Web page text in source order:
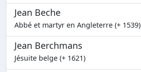
Jean Beche
Abbé et martyr en Angleterre (+ 1539)
Jean Berchmans
Jésuite belge (+ 1621)